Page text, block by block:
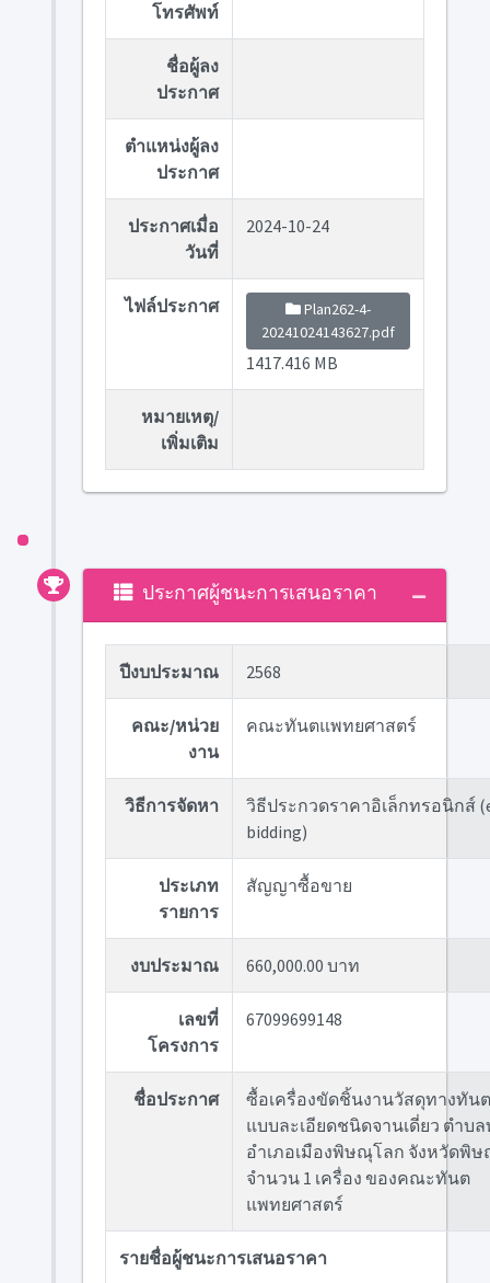
โทรศัพท์
ชื่อผู้ลง
ประกาศ
ตำแหน่งผู้ลง
ประกาศ
ประกาศเมื่อ
วันที่
2024-10-24
ไฟล์ประกาศ
Plan262-4-
20241024143627.pdf
1417.416 MB
หมายเหตุ/
เพิ่มเติม
ประกาศผู้ชนะการเสนอราคา
ปีงบประมาณ 2568
คณะ/หน่วย
งาน
คณะทันตแพทยศาสตร์
วิธีการจัดหา
วิธีประกวดราคาอิเล็กทรอนิกส์
bidding)
ประเภท
รายการ
สัญญาซื้อขาย
งบประมาณ 660,000.00 บาท
เลขที่
โครงการ
67099699148
ชื่อประกาศ
ซื้อเครื่องขัดชิ้นงานวัสดุทางทัน
แบบละเอียดชนิดจานเดี่ยว ตำบ
อำเภอเมืองพิษณุโลก จังหวัดพิ
จำนวน 1 เครื่อง ของคณะทันต
แพทยศาสตร์
รายชื่อผู้ชนะการเสนอราคา